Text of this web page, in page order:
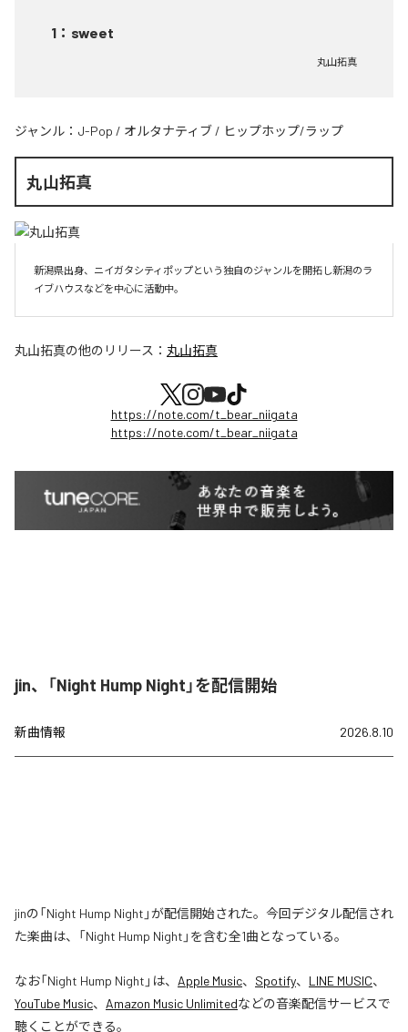
1 ： sweet
丸山拓真
ジャンル： J-Pop / オルタナティブ / ヒップホップ/ラップ
丸山拓真
新潟県出身、ニイガタシティポップという独自のジャンルを開拓し新潟のラ
イブハウスなどを中心に活動中。
丸山拓真の他のリリース： 丸山拓真
https://note.com/t_bear_niigata
https://note.com/t_bear_niigata
jin、「Night Hump Night」を配信開始
新曲情報 2026.8.10
jinの「Night Hump Night」が配信開始された。今回デジタル配信され
た楽曲は、「Night Hump Night」を含む全1曲となっている。
なお「Night Hump Night 」は、 Apple Music、 Spotify、 LINE MUSIC、
YouTube Music、 Amazon Music Unlimitedなどの音楽配信サービスで
聴くことができる。